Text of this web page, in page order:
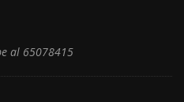
al 65078415